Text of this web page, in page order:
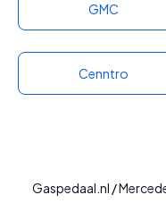
GMC
Cenntro
Gaspedaal.nl /